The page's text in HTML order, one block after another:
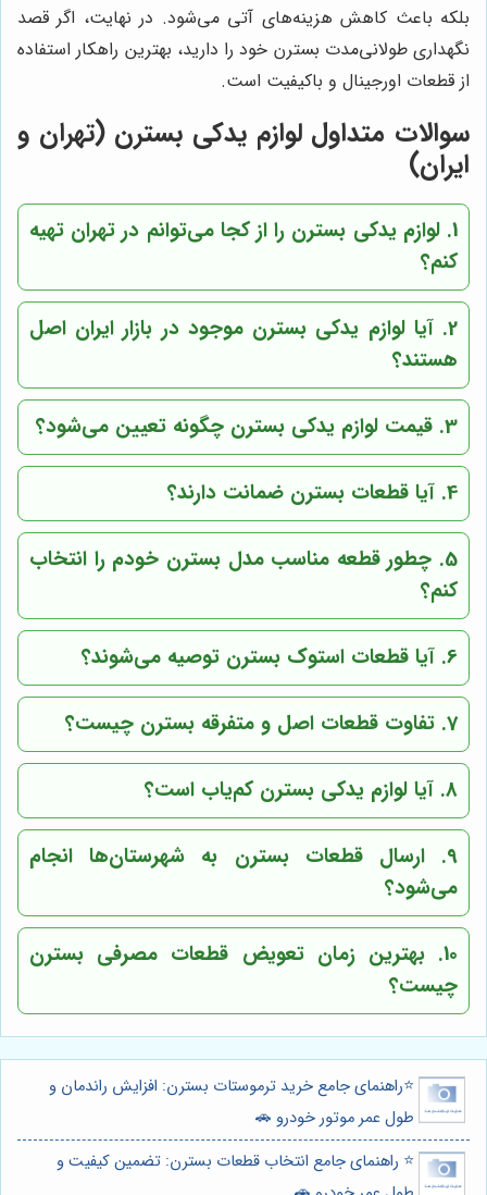
بلکه باعث کاهش هزینه‌های آتی می‌شود. در نهایت، اگر قصد
نگهداری طولانی‌مدت بسترن خود را دارید، بهترین راهکار استفاده
از قطعات اورجینال و باکیفیت است.
سوالات متداول لوازم یدکی بسترن (تهران و
ایران)
1. لوازم یدکی بسترن را از کجا می‌توانم در تهران تهیه
کنم؟
2. آیا لوازم یدکی بسترن موجود در بازار ایران اصل
هستند؟
3. قیمت لوازم یدکی بسترن چگونه تعیین می‌شود؟
4. آیا قطعات بسترن ضمانت دارند؟
5. چطور قطعه مناسب مدل بسترن خودم را انتخاب
کنم؟
6. آیا قطعات استوک بسترن توصیه می‌شوند؟
7. تفاوت قطعات اصل و متفرقه بسترن چیست؟
8. آیا لوازم یدکی بسترن کم‌یاب است؟
9. ارسال قطعات بسترن به شهرستان‌ها انجام
می‌شود؟
10. بهترین زمان تعویض قطعات مصرفی بسترن
چیست؟
⭐️راهنمای جامع خرید ترموستات بسترن: افزایش راندمان و
طول عمر موتور خودرو 🚗
⭐️ راهنمای جامع انتخاب قطعات بسترن: تضمین کیفیت و